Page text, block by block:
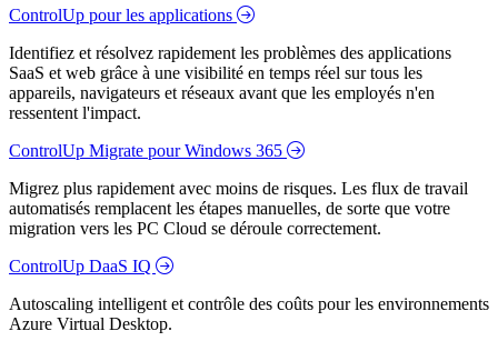
ControlUp pour les applications
Identifiez et résolvez rapidement les problèmes des applications
SaaS et web grâce à une visibilité en temps réel sur tous les
appareils, navigateurs et réseaux avant que les employés n'en
ressentent l'impact.
ControlUp Migrate pour Windows 365
Migrez plus rapidement avec moins de risques. Les flux de travail
automatisés remplacent les étapes manuelles, de sorte que votre
migration vers les PC Cloud se déroule correctement.
ControlUp DaaS IQ
Autoscaling intelligent et contrôle des coûts pour les environnements
Azure Virtual Desktop.